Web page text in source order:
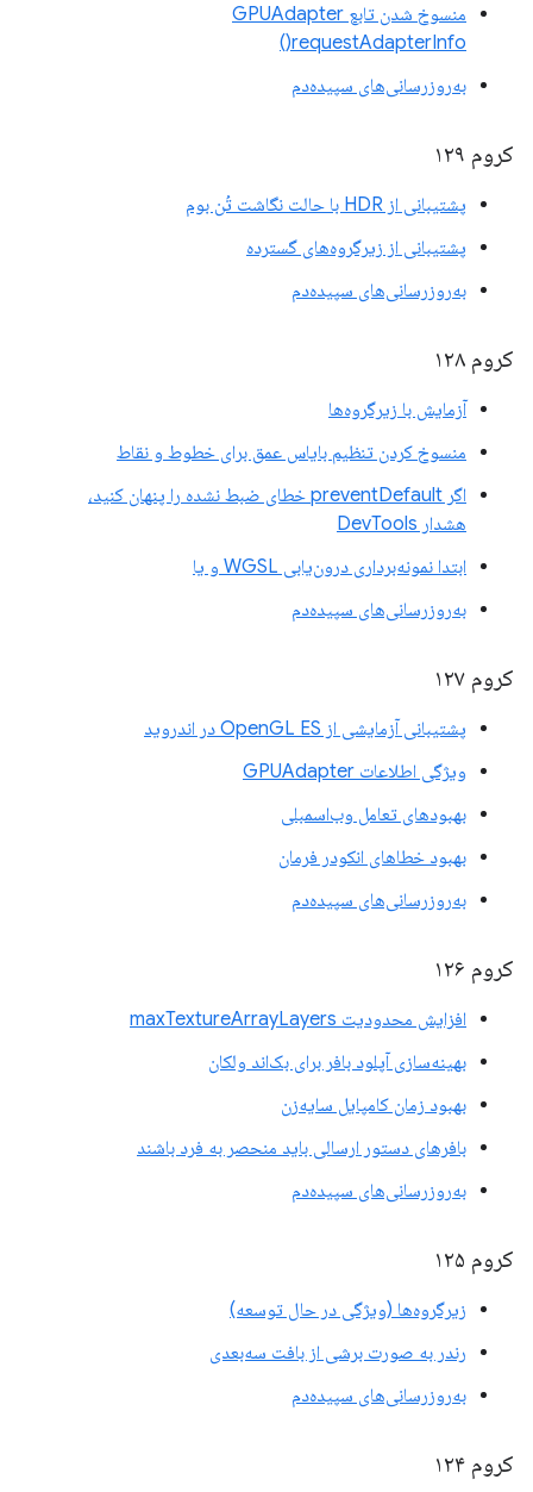
منسوخ شدن تابع GPUAdapter
requestAdapterInfo()
به‌روزرسانی‌های سپیده‌دم
کروم ۱۲۹
پشتیبانی از HDR با حالت نگاشت تُن بوم
پشتیبانی از زیرگروه‌های گسترده
به‌روزرسانی‌های سپیده‌دم
کروم ۱۲۸
آزمایش با زیرگروه‌ها
منسوخ کردن تنظیم بایاس عمق برای خطوط و نقاط
اگر preventDefault خطای ضبط نشده را پنهان کنید،
هشدار DevTools
ابتدا نمونه‌برداری درون‌یابی WGSL و یا
به‌روزرسانی‌های سپیده‌دم
کروم ۱۲۷
پشتیبانی آزمایشی از OpenGL ES در اندروید
ویژگی اطلاعات GPUAdapter
بهبودهای تعامل وب‌اسمبلی
بهبود خطاهای انکودر فرمان
به‌روزرسانی‌های سپیده‌دم
کروم ۱۲۶
افزایش محدودیت maxTextureArrayLayers
بهینه‌سازی آپلود بافر برای بک‌اند ولکان
بهبود زمان کامپایل سایه‌زن
بافرهای دستور ارسالی باید منحصر به فرد باشند
به‌روزرسانی‌های سپیده‌دم
کروم ۱۲۵
زیرگروه‌ها (ویژگی در حال توسعه)
رندر به صورت برشی از بافت سه‌بعدی
به‌روزرسانی‌های سپیده‌دم
کروم ۱۲۴